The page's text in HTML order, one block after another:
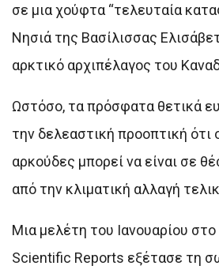
σε μια χούφτα “τελευταία
Νησιά της Βασίλισσας
αρκτικό αρχιπέλαγος του
Ωστόσο, τα πρόσφατα θετικά
την δελεαστική προοπτική ότι
αρκούδες μπορεί να είναι σε
από την κλιματική αλλαγή
Μια μελέτη του Ιανουαρίου στο
Scientific Reports εξέτασε τη